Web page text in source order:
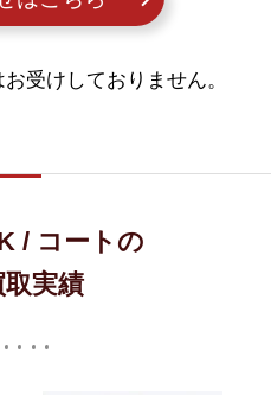
受けしておりません。
/ コートの
実績